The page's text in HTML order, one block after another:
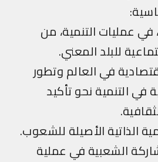
عمليات التنمية، من
للبلد المعني.
في العالم وتطور
نحو تأكيد
الشعبية في عملية